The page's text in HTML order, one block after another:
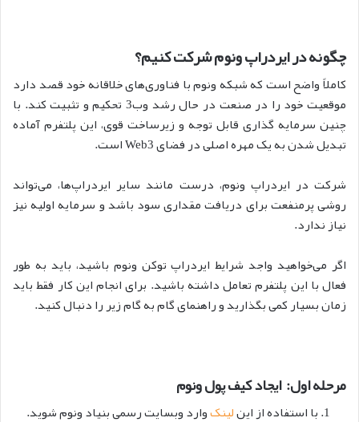
چگونه در ایردراپ ونوم شرکت کنیم؟
کاملاً واضح است که شبکه ونوم با فناوری‌های خلاقانه خود قصد دارد
موقعیت خود را در صنعت در حال رشد وب3 تحکیم و تثبیت کند. با
چنین سرمایه گذاری قابل توجه و زیرساخت قوی، این پلتفرم آماده
تبدیل شدن به یک مهره اصلی در فضای Web3 است.
شرکت در ایردراپ ونوم، درست مانند سایر ایردراپ‌ها، می‌تواند
روشی پرمنفعت برای دریافت مقداری سود باشد و سرمایه اولیه نیز
نیاز ندارد.
اگر می‌خواهید واجد شرایط ایردراپ توکن ونوم باشید، باید به طور
فعال با این پلتفرم تعامل داشته باشید. برای انجام این کار فقط باید
زمان بسیار کمی بگذارید و راهنمای گام به گام زیر را دنبال کنید.
مرحله اول: ایجاد کیف پول ونوم
با استفاده از اینلینکوارد وبسایت رسمی بنیاد ونوم شوید.